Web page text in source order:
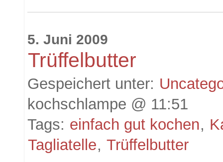
5. Juni 2009
Trüffelbutter
Gespeichert unter:
kochschlampe @ 11:51
Tags: einfach gut kochen,
Tagliatelle, Trüffelbutter